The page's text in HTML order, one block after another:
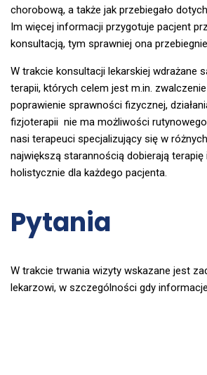
chorobową, a także jak przebiegało
Im więcej informacji przygotuje pacjent
konsultacją, tym sprawniej ona przebiegnie.
W trakcie konsultacji lekarskiej wdrażane
terapii, których celem jest m.in.
poprawienie sprawności fizycznej,
fizjoterapii nie ma możliwości rutynowego
nasi terapeuci specjalizujący się w
największą starannością dobierają terapię
holistycznie dla każdego pacjenta.
Pytania
W trakcie trwania wizyty wskazane jest
lekarzowi, w szczególności gdy